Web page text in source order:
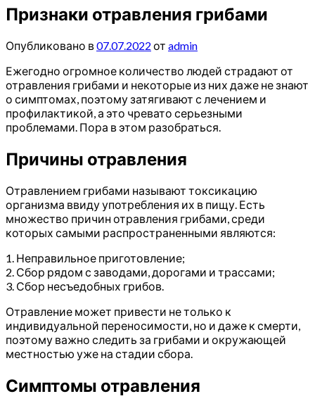
Признаки отравления грибами
Опубликовано в07.07.2022 от admin
Ежегодно огромное количество людей страдают от
отравления грибами и некоторые из них даже не знают
о симптомах, поэтому затягивают с лечением и
профилактикой, а это чревато серьезными
проблемами. Пора в этом разобраться.
Причины отравления
Отравлением грибами называют токсикацию
организма ввиду употребления их в пищу. Есть
множество причин отравления грибами, среди
которых самыми распространенными являются:
1. Неправильное приготовление;
2. Сбор рядом с заводами, дорогами и трассами;
3. Сбор несъедобных грибов.
Отравление может привести не только к
индивидуальной переносимости, но и даже к смерти,
поэтому важно следить за грибами и окружающей
местностью уже на стадии сбора.
Симптомы отравления